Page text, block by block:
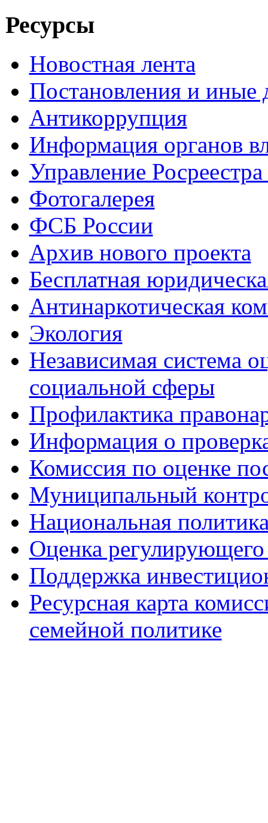
Ресурсы
Новостная лента
Постановления и иные
Антикоррупция
Информация органов
Управление
Фотогалерея
ФСБ России
Архив нового проекта
Бесплатная
Антинаркотическая
Экология
Независимая система
социальной сферы
Профилактика
Информация о
Комиссия по оценке
Муниципальный
Национальная
Оценка регулирующего
Поддержка
Ресурсная карта
семейной политике